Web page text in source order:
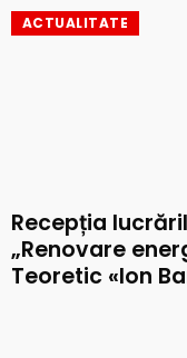
ACTUALITATE
Recepția
„Renovare
Teoretic «Ion